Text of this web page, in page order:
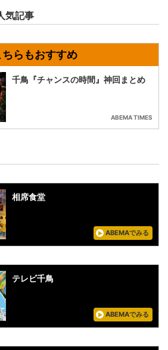
気記事
千鳥『チャンスの時間』神回まとめ
ABEMA TIMES
相席食堂
ABEMAでみる
テレビ千鳥
ABEMAでみる